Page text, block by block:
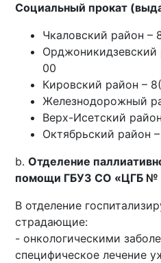
Социальный прокат
Чкаловский район –
00
Кировский район –
Железнодорожный
Верх-Исетский
Октябрьский район
b.Отделение
помощи ГБУЗ СО «ЦГБ №
В отделение
страдающие:
- онкологическими
специфическое лечение